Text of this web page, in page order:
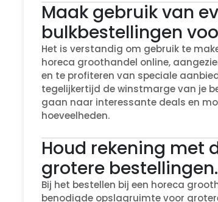
Maak gebruik van
bulkbestellingen
Het is verstandig om gebruik te
horeca groothandel online,
en te profiteren van speciale
tegelijkertijd de winstmarge van je
gaan naar interessante deals en
hoeveelheden.
Houd rekening met
grotere bestellingen.
Bij het bestellen bij een horeca
benodigde opslagruimte voor